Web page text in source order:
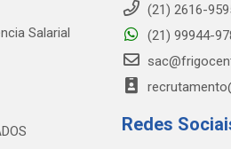
Salarial
(21) 2616-
(21) 99944-
Redes